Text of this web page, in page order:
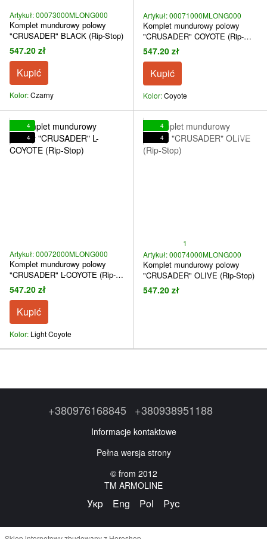
Artykuł: 00073000MLONG000
Komplet mundurowy polowy
"CRUSADER" BLACK (Rip-Stop)
547.20 zł
Kupić
Kolor Czarny
Artykuł: 00071000MLONG000
Komplet mundurowy polowy
"CRUSADER" COYOTE (Rip-
Stop)
547.20 zł
Kupić
Kolor Coyote
4
4
Artykuł: 00072000MLONG000
Komplet mundurowy polowy
"CRUSADER" L-COYOTE (Rip-
Stop)
547.20 zł
Kupić
Kolor Light Coyote
4
4
1
Artykuł: 00074000MLONG000
Komplet mundurowy polowy
"CRUSADER" OLIVE (Rip-Stop)
547.20 zł
+380976168845 +380938951188
Informacje kontaktowe
Pełna wersja strony
© from 2012
TM ARMOLINE
Укр Eng Pol Рус